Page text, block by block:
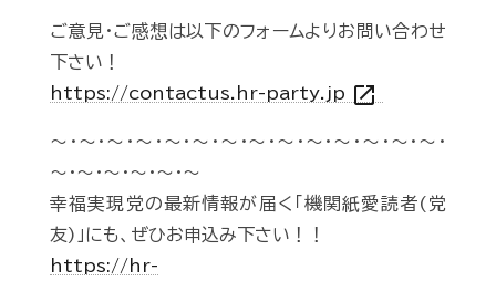
ご意見・ご感想は以下のフォームよりお問い合わせ
下さい！
https://contactus.hr-party.jp open_in_new
～・～・～・～・～・～・～・～・～・～・～・～・～・～・
～・～・～・～・～・～
幸福実現党の最新情報が届く「機関紙愛読者(党
友)」にも、ぜひお申込み下さい！！
https://hr-